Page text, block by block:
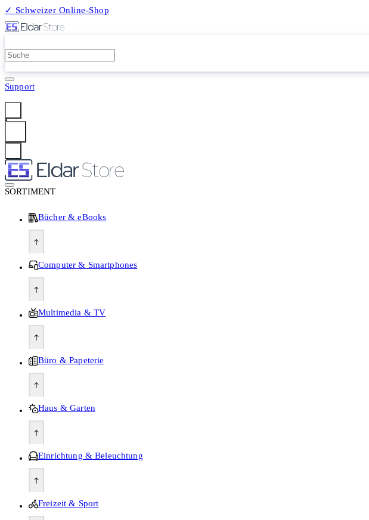
✓ Schweizer Online-Shop
Support
SORTIMENT
Bücher & eBooks
Computer & Smartphones
Multimedia & TV
Büro & Papeterie
Haus & Garten
Einrichtung & Beleuchtung
Freizeit & Sport